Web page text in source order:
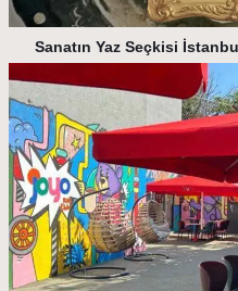
Sanatın Yaz Seçkisi